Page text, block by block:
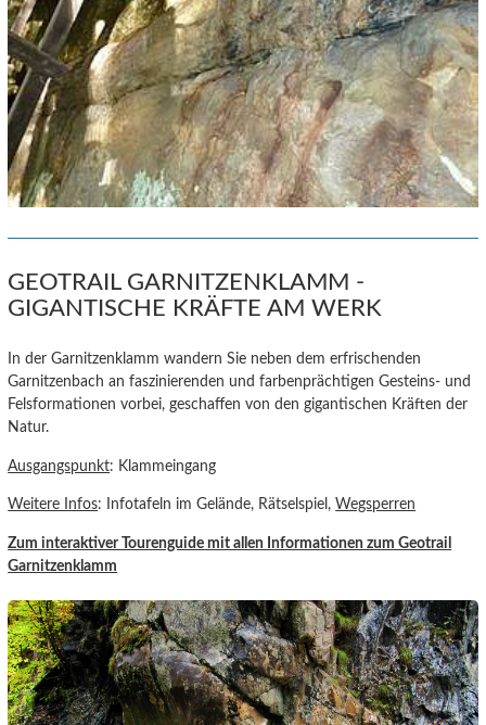
GEOTRAIL GARNITZENKLAMM -
GIGANTISCHE KRÄFTE AM WERK
In der Garnitzenklamm wandern Sie neben dem erfrischenden
Garnitzenbach an faszinierenden und farbenprächtigen Gesteins- und
Felsformationen vorbei, geschaffen von den gigantischen Kräften der
Natur.
Ausgangspunkt: Klammeingang
Weitere Infos: Infotafeln im Gelände, Rätselspiel,Wegsperren
Zum interaktiver Tourenguide mit allen Informationen zum Geotrail
Garnitzenklamm